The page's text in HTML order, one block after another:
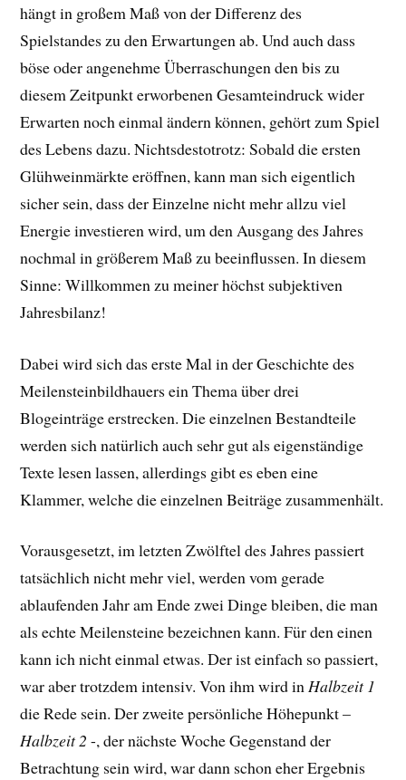
hängt in großem Maß von der Differenz des
Spielstandes zu den Erwartungen ab. Und auch dass
böse oder angenehme Überraschungen den bis zu
diesem Zeitpunkt erworbenen Gesamteindruck wider
Erwarten noch einmal ändern können, gehört zum Spiel
des Lebens dazu. Nichtsdestotrotz: Sobald die ersten
Glühweinmärkte eröffnen, kann man sich eigentlich
sicher sein, dass der Einzelne nicht mehr allzu viel
Energie investieren wird, um den Ausgang des Jahres
nochmal in größerem Maß zu beeinflussen. In diesem
Sinne: Willkommen zu meiner höchst subjektiven
Jahresbilanz!
Dabei wird sich das erste Mal in der Geschichte des
Meilensteinbildhauers ein Thema über drei
Blogeinträge erstrecken. Die einzelnen Bestandteile
werden sich natürlich auch sehr gut als eigenständige
Texte lesen lassen, allerdings gibt es eben eine
Klammer, welche die einzelnen Beiträge zusammenhält.
Vorausgesetzt, im letzten Zwölftel des Jahres passiert
tatsächlich nicht mehr viel, werden vom gerade
ablaufenden Jahr am Ende zwei Dinge bleiben, die man
als echte Meilensteine bezeichnen kann. Für den einen
kann ich nicht einmal etwas. Der ist einfach so passiert,
war aber trotzdem intensiv. Von ihm wird inHalbzeit 1
die Rede sein. Der zweite persönliche Höhepunkt –
Halbzeit 2 -, der nächste Woche Gegenstand der
Betrachtung sein wird, war dann schon eher Ergebnis